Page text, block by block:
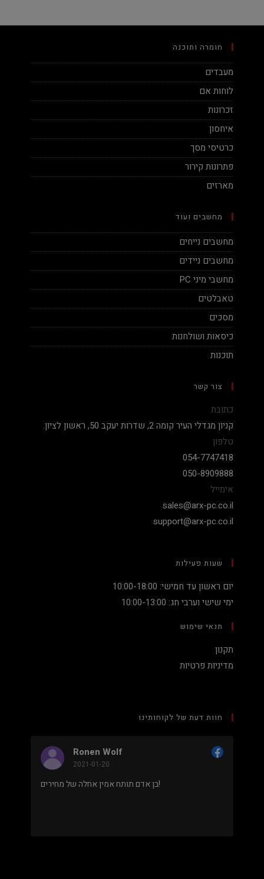
חומרה ותוכנה
מעבדים
לוחות אם
זכרונות
איחסון
כרטיסי מסך
פתרונות קירור
מארזים
מחשבים ועוד
מחשבים נייחים
מחשבים ניידים
מחשבי מיני PC
טאבלטים
מסכים
כיסאות ושולחנות
תוכנות
צור קשר
כתובת
קניון מגדלי העיר קומה 2, שדרות יעקב 50, ראשון לציון.
טלפון
054-7747418
050-8909888
אימייל
sales@arx-pc.co.il
support@arx-pc.co.il
שעות פעילות
יום ראשון עד חמישי: 10:00-18:00
ימי שישי וערבי חג: 10:00-13:00
תנאי שימוש
תקנון
מדיניות פרטיות
חוות דעת של לקוחותינו
Ronen Wolf
2021-01-20
בן אדם תותח אמין אחלה של מחירים!